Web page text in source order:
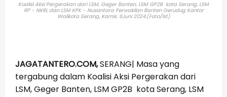
Koalisi Aksi Pergerakan dari LSM, Geger Banten, LSM GP2B kota Serang, LSM
RP - NKRI, dan LSM KPK - Nusantara Perwakilan Banten Gerudug Kantor
Walikota Serang, Kamis. 6Juni 2024.(Foto/Ist)
JAGATANTERO.COM,SERANG| Masa yang
tergabung dalam Koalisi Aksi Pergerakan dari
LSM, Geger Banten, LSM GP2B kota Serang, LSM